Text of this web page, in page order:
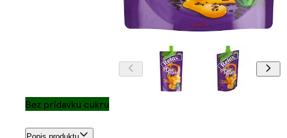
Bez prídavku cukru